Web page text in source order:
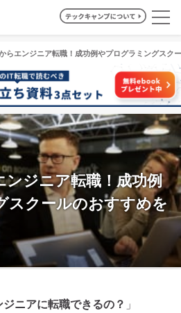
らエンジニア転職！成功例やプログラミングスク
ンジニア転職！成功例
スクールのおすすめを
ニアに転職できるの？ 」